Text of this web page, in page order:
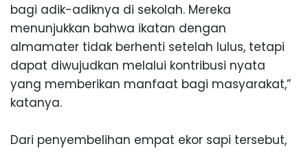
bagi adik-adiknya di sekolah. Mereka
menunjukkan bahwa ikatan dengan
almamater tidak berhenti setelah lulus, tetapi
dapat diwujudkan melalui kontribusi nyata
yang memberikan manfaat bagi masyarakat,”
katanya.
Dari penyembelihan empat ekor sapi tersebut,